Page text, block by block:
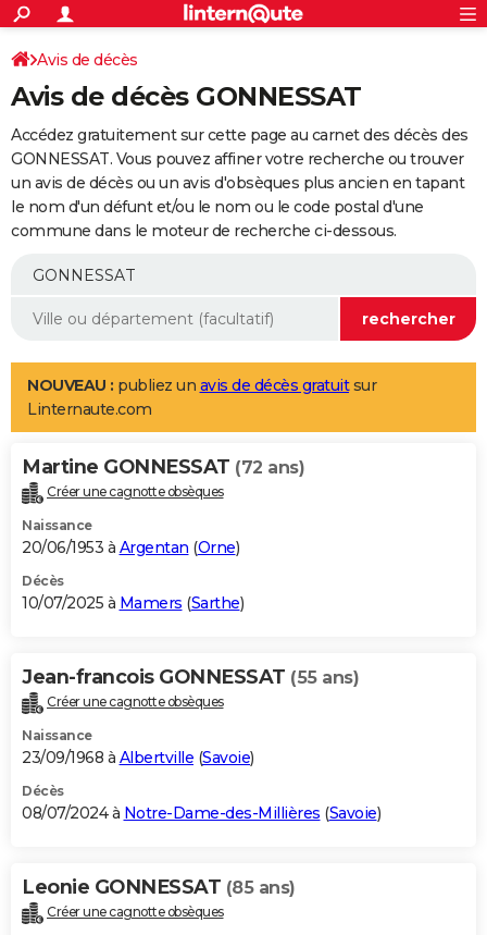
ACTUALITÉS
Politique
Société
Faits Divers
Education
Monde
Villes
+
SPORT
Coupe du monde 2026
Football
Tennis
Cyclisme
Rugby
Forum
Programme TV
TNT
Streaming
Cinéma
Sorties cinéma
Musique
+
FINANCE
Impôts
Immobilier
Risques naturels par ville
Banque
Assurance
Crédit
AUTO
Essais
Réserver un essai
Citadines
Berlines
SUV
Forum auto
+
Mobiles
Meilleur smartphone
Internet
Ordinateurs
Jeux vidéo
Guide high-tech
Aménagement intérieur
LIFESTYLE
Art de vivre
Bien-être
Loisirs
Mode
Modes de vie
Alimentation
Guide de la santé
Maladies
Médicaments
Sommeil
VOYAGE
Destinations
City break
Voyage nature
Voyage de noces
Forum
Climat
+PHOTO
GUIDES D'ACHAT
BONS PLANS
Carte de Noël
Carte Bonne année
Carte Saint-Valentin
Carte Pâques
Carte d'anniversaire
DICTIONNAIRE
Dictionnaire
Biographies
Citations
Expressions
Proverbes
PROGRAMME TV
S'inscrire
Se connecter
Lycées
Collèges
Primaires
Universités
Entreprises
Service militaire
Avis de recherche
AVIS DE DÉCÈS
Bricolage
Lifestyle
Culture
Sport
Auto
Television
Voyage
Cinema
Avis de décès
Avis de décès GONNESSAT
Accédez gratuitement sur cette page au carnet des décès des
GONNESSAT. Vous pouvez affiner votre recherche ou trouver
un avis de décès ou un avis d'obsèques plus ancien en tapant
le nom d'un défunt et/ou le nom ou le code postal d'une
commune dans le moteur de recherche ci-dessous.
NOUVEAU : publiez un avis de décès gratuitsur
Linternaute.com
Martine GONNESSAT (72 ans)
Créer une cagnotte obsèques
Naissance
20/06/1953 à Argentan (Orne)
Décès
10/07/2025 à Mamers (Sarthe)
Jean-francois GONNESSAT (55 ans)
Créer une cagnotte obsèques
Naissance
23/09/1968 à Albertville (Savoie)
Décès
08/07/2024 à Notre-Dame-des-Millières (Savoie)
Leonie GONNESSAT (85 ans)
Créer une cagnotte obsèques